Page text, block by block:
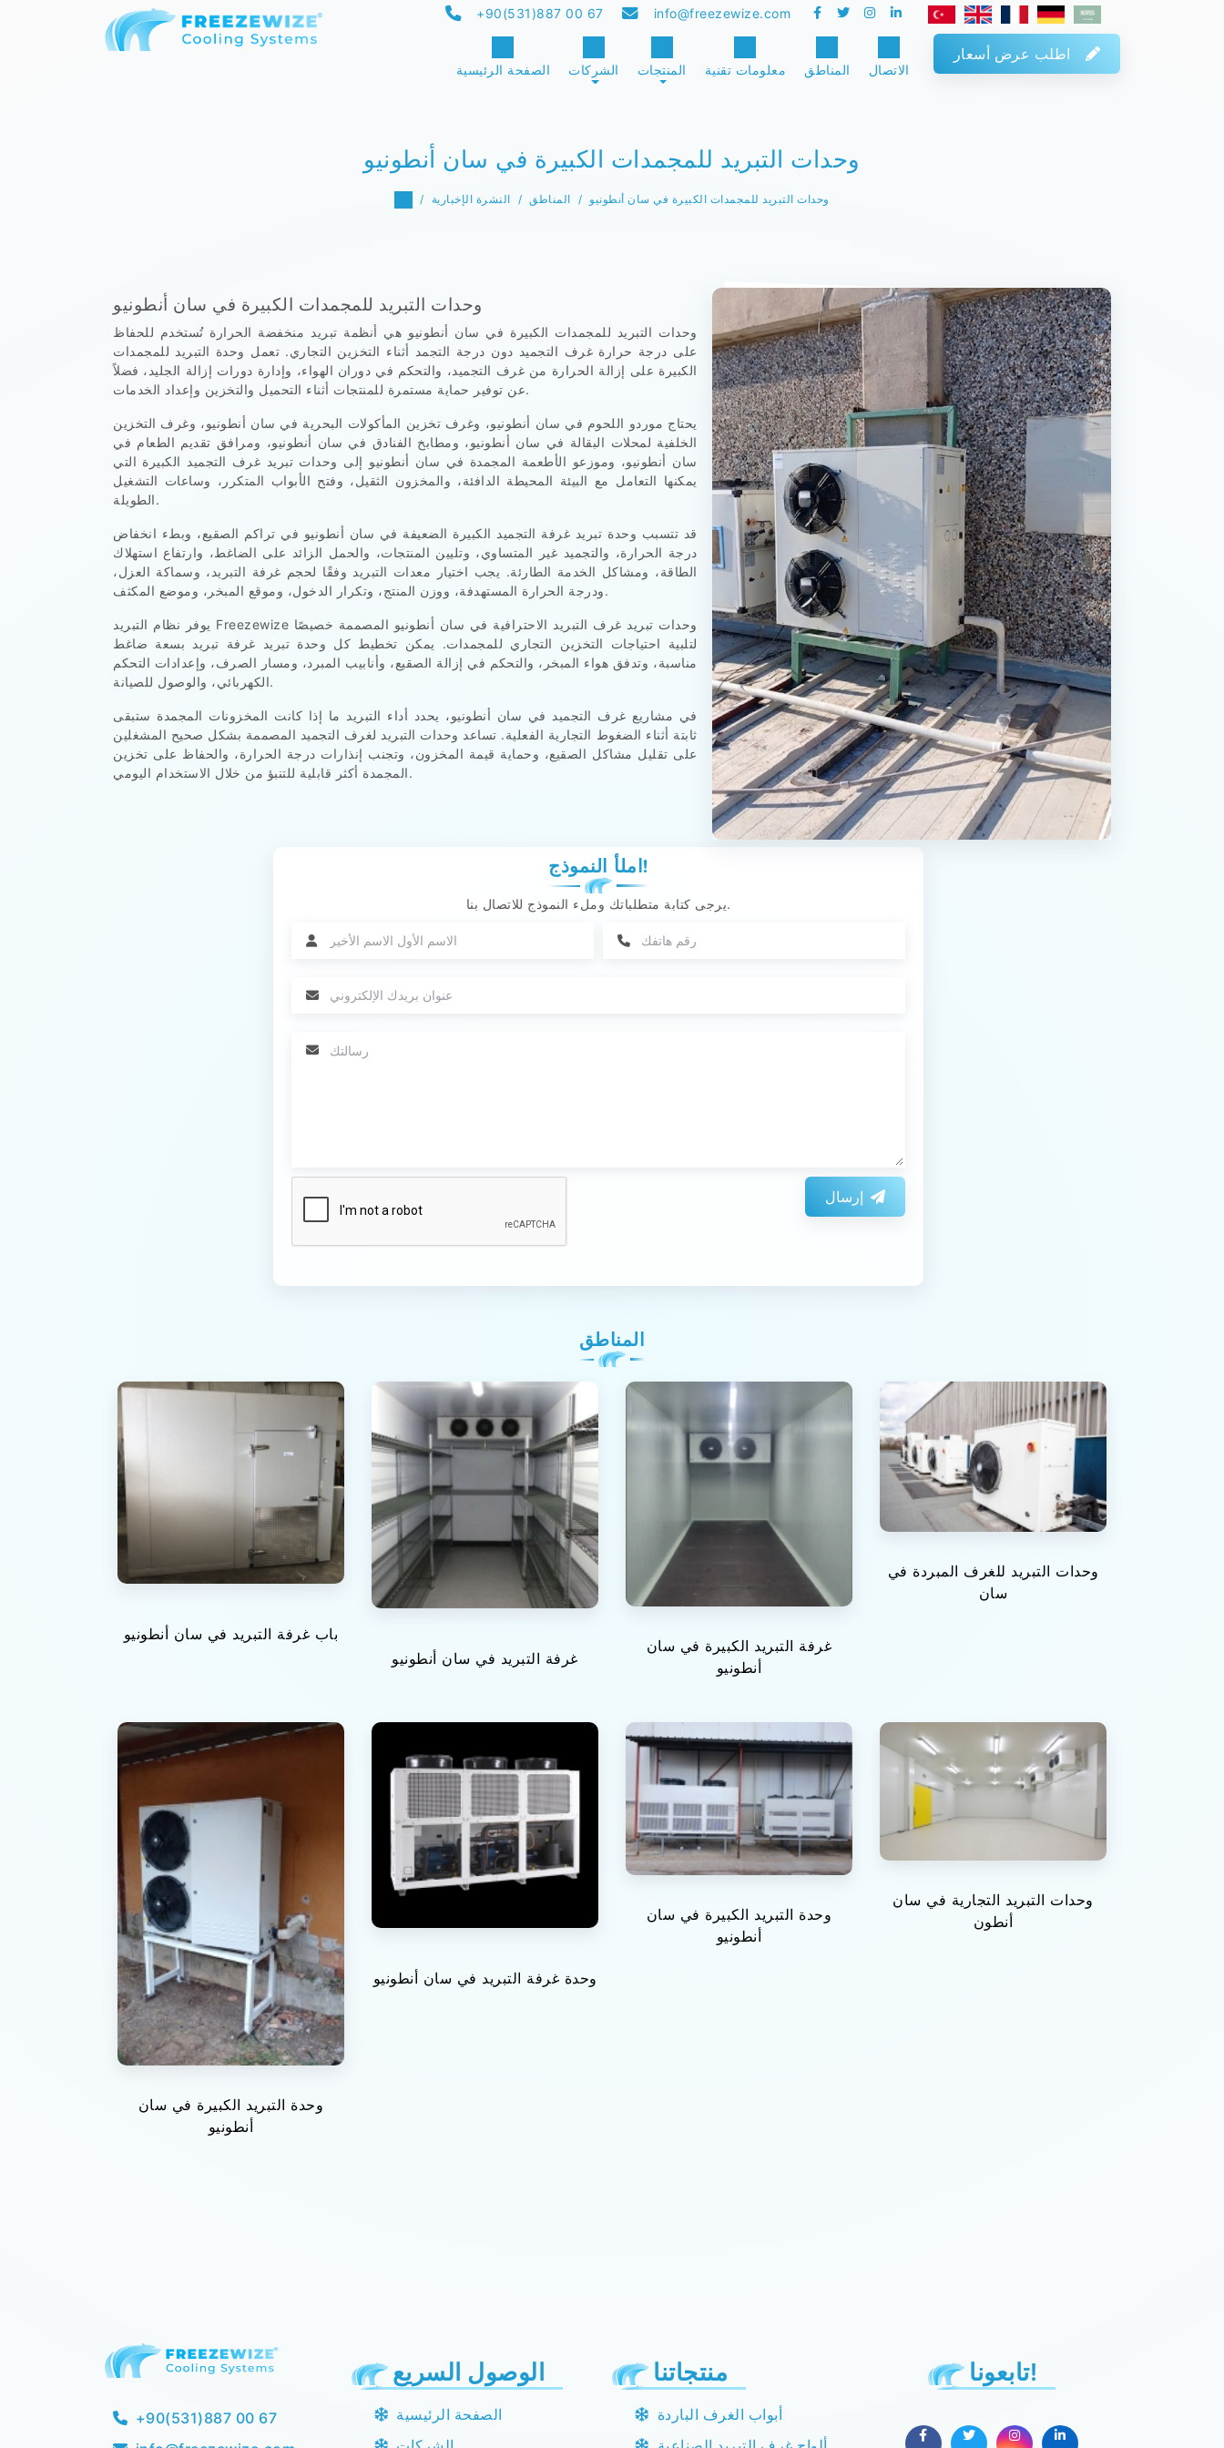
+90(531)887 00 67 info@freezewize.com
الصفحة الرئيسية الشركات المنتجات معلومات تقنية المناطق الاتصال
اطلب عرض أسعار
وحدات التبريد للمجمدات الكبيرة في سان أنطونيو
النشرة الإخبارية المناطق وحدات التبريد للمجمدات الكبيرة في سان أنطونيو
وحدات التبريد للمجمدات الكبيرة في سان أنطونيو
وحدات التبريد للمجمدات الكبيرة في سان أنطونيو هي أنظمة تبريد منخفضة الحرارة تُستخدم للحفاظ
على درجة حرارة غرف التجميد دون درجة التجمد أثناء التخزين التجاري. تعمل وحدة التبريد للمجمدات
الكبيرة على إزالة الحرارة من غرف التجميد، والتحكم في دوران الهواء، وإدارة دورات إزالة الجليد، فضلاً
عن توفير حماية مستمرة للمنتجات أثناء التحميل والتخزين وإعداد الخدمات.
يحتاج موردو اللحوم في سان أنطونيو، وغرف تخزين المأكولات البحرية في سان أنطونيو، وغرف التخزين
الخلفية لمحلات البقالة في سان أنطونيو، ومطابخ الفنادق في سان أنطونيو، ومرافق تقديم الطعام في
سان أنطونيو، وموزعو الأطعمة المجمدة في سان أنطونيو إلى وحدات تبريد غرف التجميد الكبيرة التي
يمكنها التعامل مع البيئة المحيطة الدافئة، والمخزون الثقيل، وفتح الأبواب المتكرر، وساعات التشغيل
الطويلة.
قد تتسبب وحدة تبريد غرفة التجميد الكبيرة الضعيفة في سان أنطونيو في تراكم الصقيع، وبطء انخفاض
درجة الحرارة، والتجميد غير المتساوي، وتليين المنتجات، والحمل الزائد على الضاغط، وارتفاع استهلاك
الطاقة، ومشاكل الخدمة الطارئة. يجب اختيار معدات التبريد وفقًا لحجم غرفة التبريد، وسماكة العزل،
ودرجة الحرارة المستهدفة، ووزن المنتج، وتكرار الدخول، وموقع المبخر، وموضع المكثف.
يوفر نظام التبريد Freezewize وحدات تبريد غرف التبريد الاحترافية في سان أنطونيو المصممة خصيصًا
لتلبية احتياجات التخزين التجاري للمجمدات. يمكن تخطيط كل وحدة تبريد غرفة تبريد بسعة ضاغط
مناسبة، وتدفق هواء المبخر، والتحكم في إزالة الصقيع، وأنابيب المبرد، ومسار الصرف، وإعدادات التحكم
الكهربائي، والوصول للصيانة.
في مشاريع غرف التجميد في سان أنطونيو، يحدد أداء التبريد ما إذا كانت المخزونات المجمدة ستبقى
ثابتة أثناء الضغوط التجارية الفعلية. تساعد وحدات التبريد لغرف التجميد المصممة بشكل صحيح المشغلين
على تقليل مشاكل الصقيع، وحماية قيمة المخزون، وتجنب إنذارات درجة الحرارة، والحفاظ على تخزين
المجمدة أكثر قابلية للتنبؤ من خلال الاستخدام اليومي.
املأ النموذج!
يرجى كتابة متطلباتك وملء النموذج للاتصال بنا.
إرسال
المناطق
باب غرفة التبريد في سان أنطونيو
غرفة التبريد في سان أنطونيو
غرفة التبريد الكبيرة في سان
أنطونيو
وحدات التبريد للغرف المبردة في
سان
وحدة التبريد الكبيرة في سان
أنطونيو
وحدة غرفة التبريد في سان أنطونيو
وحدة التبريد الكبيرة في سان
أنطونيو
وحدات التبريد التجارية في سان
أنطون
+90(531)887 00 67
الوصول السريع
الصفحة الرئيسية
منتجاتنا
أبواب الغرف الباردة
تابعونا!